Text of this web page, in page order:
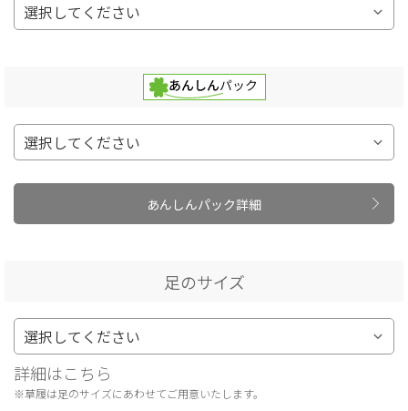
あんしんパック詳細
足のサイズ
詳細はこちら
※草履は足のサイズにあわせてご用意いたします。